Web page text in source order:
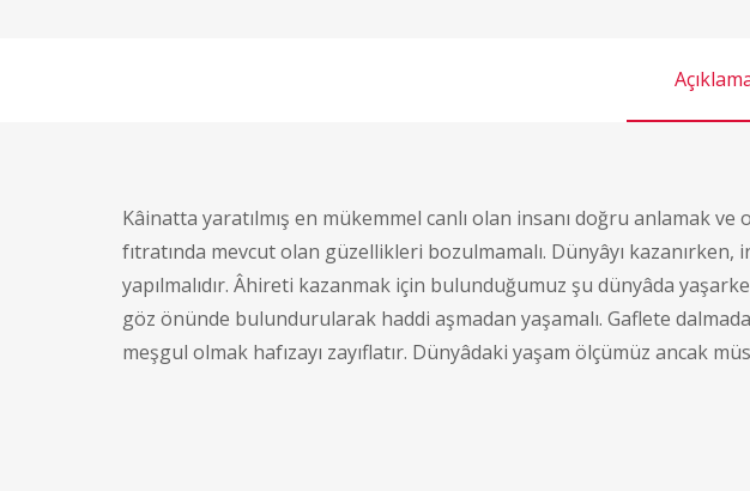
Kâinatta yaratılmış en mükemmel canlı olan insanı doğru anlamak
fıtratında mevcut olan güzellikleri bozulmamalı. Dünyâyı
yapılmalıdır. Âhireti kazanmak için bulunduğumuz şu dünyâda
göz önünde bulundurularak haddi aşmadan yaşamalı. Gaflete
meşgul olmak hafızayı zayıflatır. Dünyâdaki yaşam ölçümüz ancak